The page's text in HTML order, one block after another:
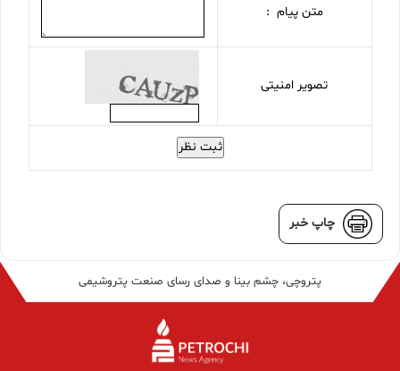
متن پیام :
تصویر امنیتی
ثبت نظر
چاپ خبر
پتروچی، چشم بینا و صدای رسای صنعت پتروشیمی